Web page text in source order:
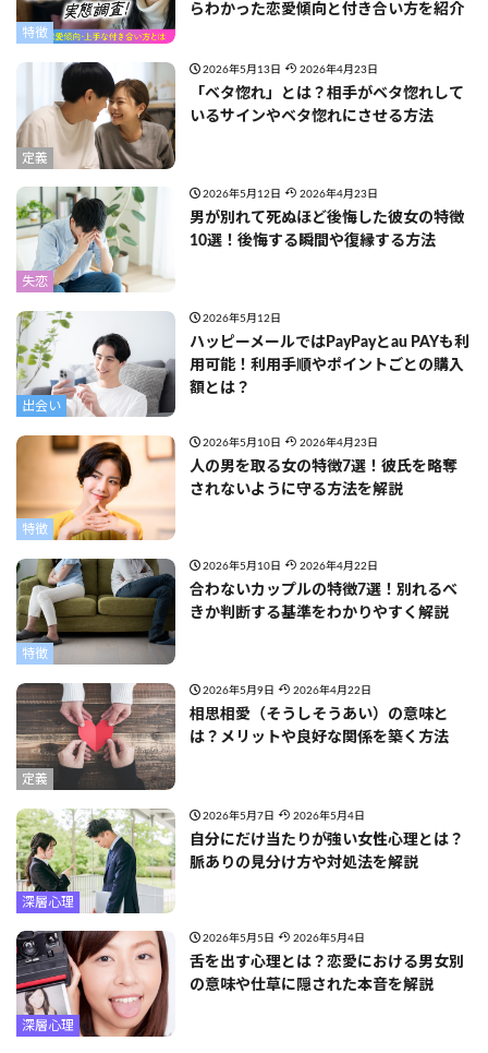
特徴
らわかった恋愛傾向と付き合い方を紹介
定義
2026年5月13日 2026年4月23日
「ベタ惚れ」とは？相手がベタ惚れして
いるサインやベタ惚れにさせる方法
失恋
2026年5月12日 2026年4月23日
男が別れて死ぬほど後悔した彼女の特徴
10選！後悔する瞬間や復縁する方法
出会い
2026年5月12日
ハッピーメールではPayPayとau PAYも利
用可能！利用手順やポイントごとの購入
額とは？
特徴
2026年5月10日 2026年4月23日
人の男を取る女の特徴7選！彼氏を略奪
されないように守る方法を解説
特徴
2026年5月10日 2026年4月22日
合わないカップルの特徴7選！別れるべ
きか判断する基準をわかりやすく解説
定義
2026年5月9日 2026年4月22日
相思相愛（そうしそうあい）の意味と
は？メリットや良好な関係を築く方法
深層心理
2026年5月7日 2026年5月4日
自分にだけ当たりが強い女性心理とは？
脈ありの見分け方や対処法を解説
深層心理
2026年5月5日 2026年5月4日
舌を出す心理とは？恋愛における男女別
の意味や仕草に隠された本音を解説